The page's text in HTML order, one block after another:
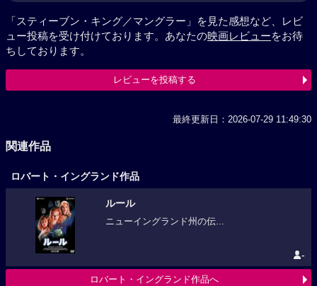
「スティーブン・キング／マングラー」を見た感想など、レビ
ュー投稿を受け付けております。あなたの映画レビューをお待
ちしております。
レビューを投稿する
最終更新日：2026-07-29 11:49:30
関連作品
ロバート・イングランド作品
ルール
ニューイングランド州の伝...
-
ロバート・イングランド作品へ